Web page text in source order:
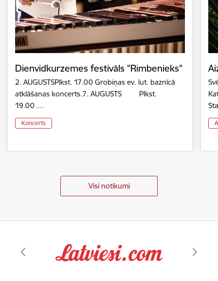
Dienvidkurzemes festivāls "Rimbenieks"
2. AUGUSTSPlkst. 17.00 Grobiņas ev. lut. baznīcā
atklāšanas koncerts.7. AUGUSTS Plkst.
19.00 …
Koncerts
Visi notikumi